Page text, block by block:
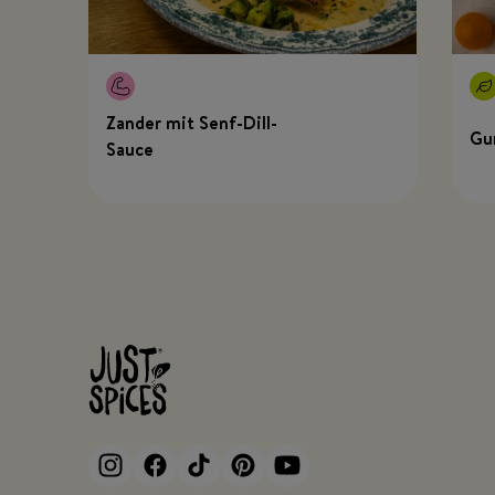
Zander mit Senf-Dill-
Sauce